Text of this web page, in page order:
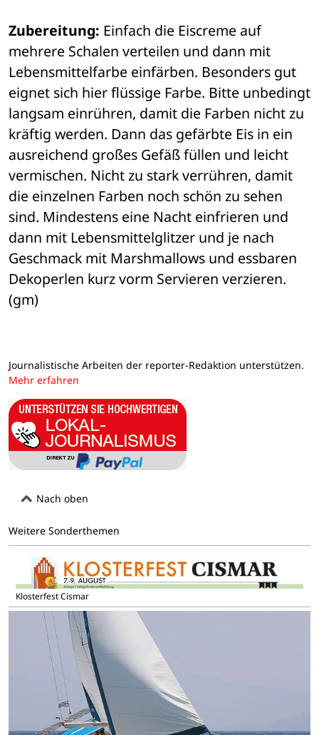
Zubereitung: Einfach die Eiscreme auf
mehrere Schalen verteilen und dann mit
Lebensmittelfarbe einfärben. Besonders gut
eignet sich hier flüssige Farbe. Bitte unbedingt
langsam einrühren, damit die Farben nicht zu
kräftig werden. Dann das gefärbte Eis in ein
ausreichend großes Gefäß füllen und leicht
vermischen. Nicht zu stark verrühren, damit
die einzelnen Farben noch schön zu sehen
sind. Mindestens eine Nacht einfrieren und
dann mit Lebensmittelglitzer und je nach
Geschmack mit Marshmallows und essbaren
Dekoperlen kurz vorm Servieren verzieren.
(gm)
Journalistische Arbeiten der reporter-Redaktion unterstützen.
Mehr erfahren
Nach oben
Weitere Sonderthemen
Klosterfest Cismar